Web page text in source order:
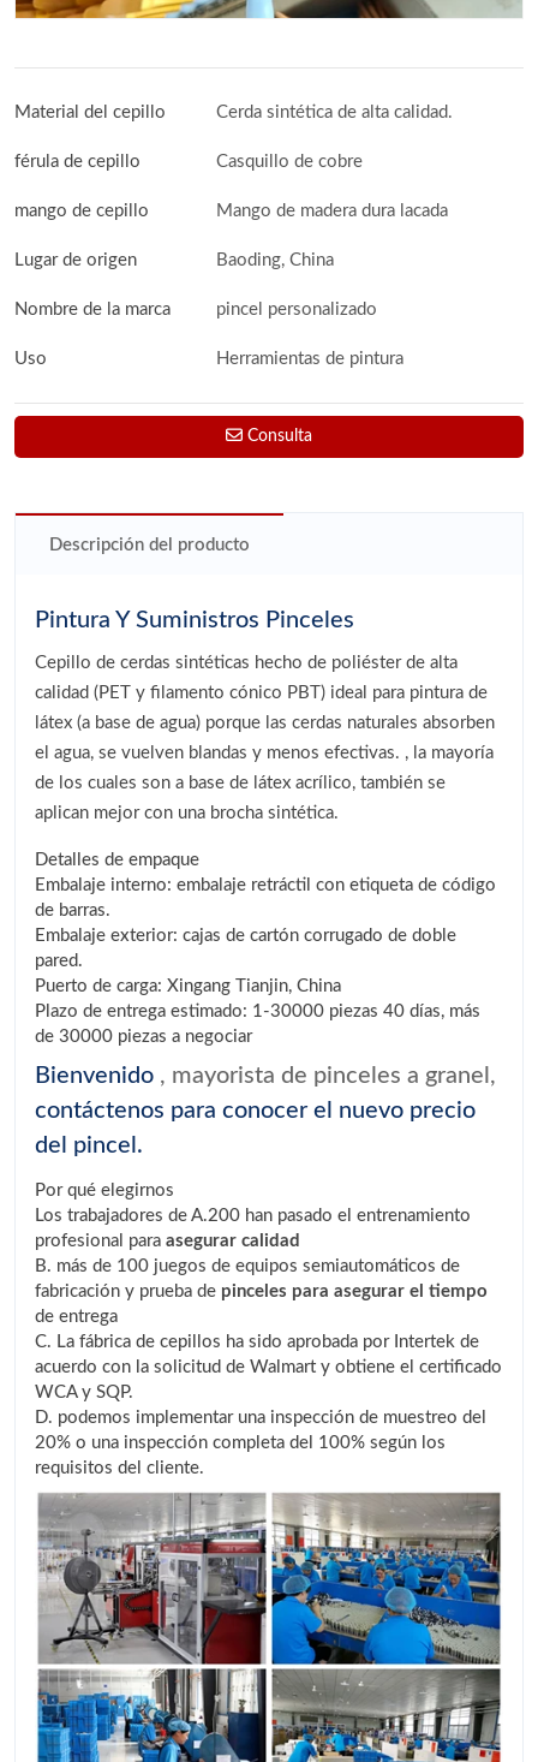
Material del cepillo Cerda sintética de alta calidad.
férula de cepillo Casquillo de cobre
mango de cepillo Mango de madera dura lacada
Lugar de origen Baoding, China
Nombre de la marca pincel personalizado
Uso Herramientas de pintura
Consulta
Descripción del producto
Pintura Y Suministros Pinceles
Cepillo de cerdas sintéticas hecho de poliéster de alta
calidad (PET y filamento cónico PBT) ideal para pintura de
látex (a base de agua) porque las cerdas naturales absorben
el agua, se vuelven blandas y menos efectivas. , la mayoría
de los cuales son a base de látex acrílico, también se
aplican mejor con una brocha sintética.
Detalles de empaque
Embalaje interno: embalaje retráctil con etiqueta de código
de barras.
Embalaje exterior: cajas de cartón corrugado de doble
pared.
Puerto de carga: Xingang Tianjin, China
Plazo de entrega estimado: 1-30000 piezas 40 días, más
de 30000 piezas a negociar
Bienvenido , mayorista de pinceles a granel,
contáctenos para conocer el nuevo precio
del pincel.
Por qué elegirnos
Los trabajadores de A.200 han pasado el entrenamiento
profesional para asegurar calidad
B. más de 100 juegos de equipos semiautomáticos de
fabricación y prueba de pinceles para asegurar el tiempo
de entrega
C. La fábrica de cepillos ha sido aprobada por Intertek de
acuerdo con la solicitud de Walmart y obtiene el certificado
WCA y SQP.
D. podemos implementar una inspección de muestreo del
20% o una inspección completa del 100% según los
requisitos del cliente.